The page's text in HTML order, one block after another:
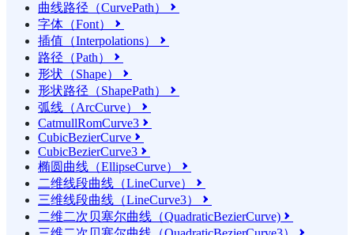
曲线路径（CurvePath） 
字体（Font） 
插值（Interpolations） 
路径（Path） 
形状（Shape） 
形状路径（ShapePath） 
弧线（ArcCurve） 
CatmullRomCurve3 
CubicBezierCurve 
CubicBezierCurve3 
椭圆曲线（EllipseCurve） 
二维线段曲线（LineCurve） 
三维线段曲线（LineCurve3） 
二维二次贝塞尔曲线（QuadraticBezierCurve) 